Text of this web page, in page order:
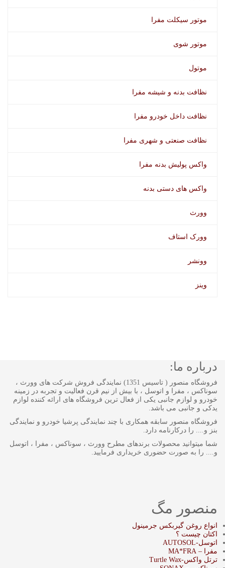
موتور سیکلت مفرا
موتور شوی
موتول
نظافت بدنه و شیشه مفرا
نظافت داخل خودرو مفرا
نظافت صنعتی و شهری مفرا
واکس پولیش بدنه مفرا
واکس های دستی بدنه
وورث
وورک استاف
وونشر
وینز
درباره ما:
فروشگاه منصور ( تاسیس 1351) نمایندگی فروش شرکت های وورث ،
سوناکس ، مفرا و اتوسل ، با بیش از نیم قرن فعالیت و تجربه در زمینه
خودرو و لوازم جانبی یکی از فعال ترین فروشگاه های ارائه کننده لوازم
یدکی و جانبی می باشد.
فروشگاه منصور سابقه همکاری با چند نمایندگی پرشیا خودرو و نمایندگی
بنز و.... را درکارنامه دارد.
شما میتوانید محصولات برندهای مطرح وورث ، سوناکس ، مفرا ، اتوسل
و.... را به صورت حضوری خریداری فرمایید.
منصور مگ
انواع روغن گیربکس جرمینول
اکتان چیست ؟
اتوسل-AUTOSOL
مفرا – MA*FRA
ترتل واکس-Turtle Wax